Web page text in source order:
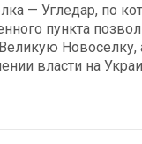
— Угледар, по
пункта
власти на